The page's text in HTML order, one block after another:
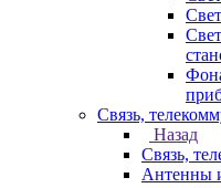
Связь,
Назад
Связь,
Антенны